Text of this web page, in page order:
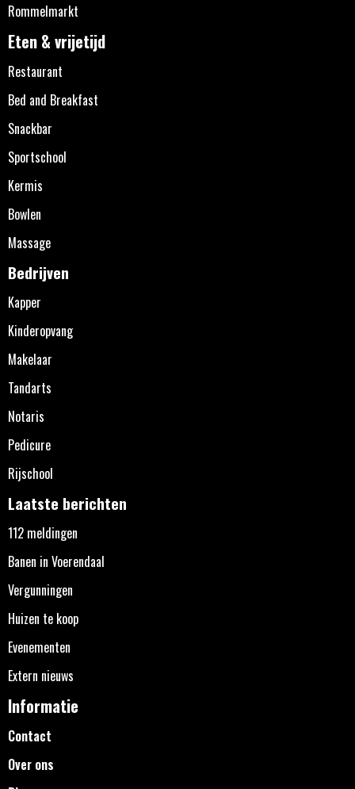
Rommelmarkt
Eten & vrijetijd
Restaurant
Bed and Breakfast
Snackbar
Sportschool
Kermis
Bowlen
Massage
Bedrijven
Kapper
Kinderopvang
Makelaar
Tandarts
Notaris
Pedicure
Rijschool
Laatste berichten
112 meldingen
Banen in Voerendaal
Vergunningen
Huizen te koop
Evenementen
Extern nieuws
Informatie
Contact
Over ons